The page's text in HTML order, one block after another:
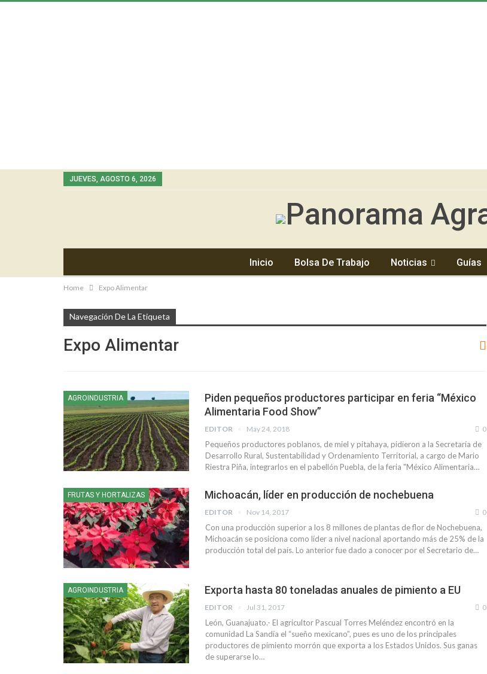
JUEVES, AGOSTO 6, 2026
Inicio Bolsa De Trabajo Noticias Guías
Home Expo Alimentar
Navegación De La Etiqueta
Expo Alimentar
AGROINDUSTRIA
Piden pequeños productores participar en feria “México
Alimentaria Food Show”
EDITOR May 24, 2018 0
Pequeños productores poblanos, de miel y pitahaya, pidieron a la Secretaría de
Desarrollo Rural, Sustentabilidad y Ordenamiento Territorial, a cargo de Mario
Riestra Piña, integrarlos en el pabellón Puebla, de la feria "México Alimentaria…
FRUTAS Y HORTALIZAS Michoacán, líder en producción de nochebuena
EDITOR Nov 14, 2017 0
Con una producción superior a los 8 millones de plantas de flor de Nochebuena,
Michoacán se posiciona como líder a nivel nacional aportando más de 25% de la
producción total del país. Lo anterior fue dado a conocer por el Secretario de…
AGROINDUSTRIA Exporta hasta 80 toneladas anuales de pimiento a EU
EDITOR Jul 31, 2017 0
León, Guanajuato.- El agricultor Pascual Torres Meléndez encontró en la
comunidad La Sandía el “sueño mexicano”, pues es uno de los principales
productores de pimiento morrón que exporta a los Estados Unidos. Sus ganas
de superarse lo…